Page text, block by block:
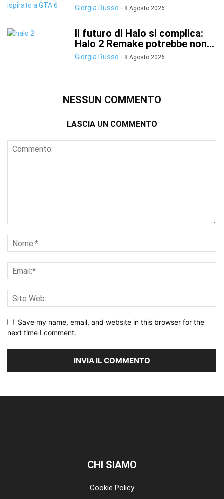
Giorgia Russo - 8 Agosto 2026
Il futuro di Halo si complica:
Halo 2 Remake potrebbe non...
Giorgia Russo - 8 Agosto 2026
NESSUN COMMENTO
LASCIA UN COMMENTO
Save my name, email, and website in this browser for the
next time I comment.
CHI SIAMO
Cookie Policy